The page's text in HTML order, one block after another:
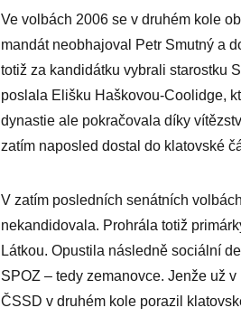
Ve volbách 2006 se v druhém kole
mandát neobhajoval Petr Smutný a
totiž za kandidátku vybrali starostku
poslala Elišku Haškovou-Coolidge,
dynastie ale pokračovala díky
zatím naposled dostal do klatovské
V zatím posledních senátních
nekandidovala. Prohrála totiž
Látkou. Opustila následně sociální
SPOZ – tedy zemanovce. Jenže už
ČSSD v druhém kole porazil